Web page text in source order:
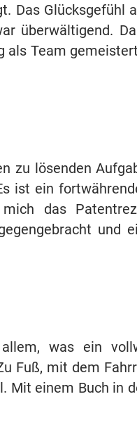
Das Glücksgefühl
überwältigend.
als Team
zu lösenden
ist ein
das
und
was ein
Fuß, mit dem
Mit einem Buch in